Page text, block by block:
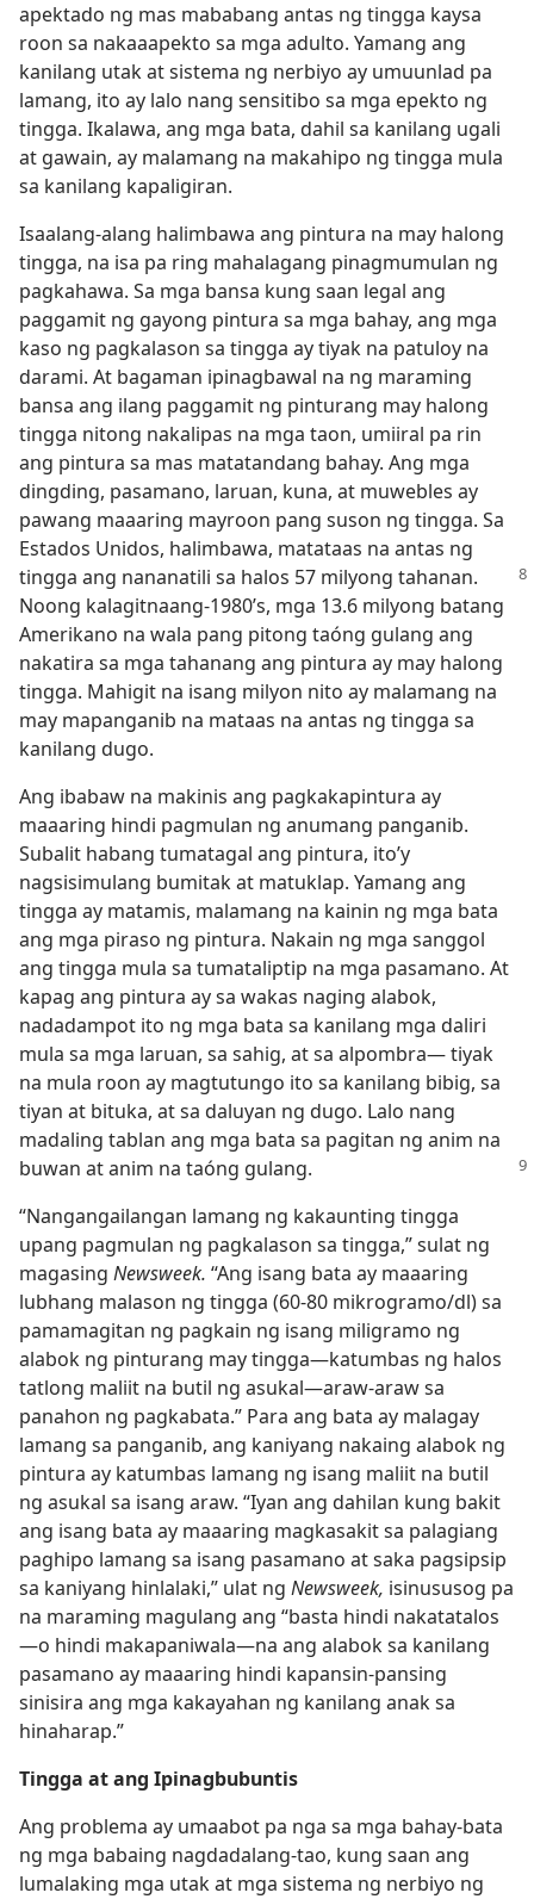
apektado ng mas mababang antas ng tingga kaysa
roon sa nakaaapekto sa mga adulto. Yamang ang
kanilang utak at sistema ng nerbiyo ay umuunlad pa
lamang, ito ay lalo nang sensitibo sa mga epekto ng
tingga. Ikalawa, ang mga bata, dahil sa kanilang ugali
at gawain, ay malamang na makahipo ng tingga mula
sa kanilang kapaligiran.
Isaalang-alang halimbawa ang pintura na may halong
tingga, na isa pa ring mahalagang pinagmumulan ng
pagkahawa. Sa mga bansa kung saan legal ang
paggamit ng gayong pintura sa mga bahay, ang mga
kaso ng pagkalason sa tingga ay tiyak na patuloy na
darami. At bagaman ipinagbawal na ng maraming
bansa ang ilang paggamit ng pinturang may halong
tingga nitong nakalipas na mga taon, umiiral pa rin
ang pintura sa mas matatandang bahay. Ang mga
dingding, pasamano, laruan, kuna, at muwebles ay
pawang maaaring mayroon pang suson ng tingga. Sa
Estados Unidos, halimbawa, matataas na antas ng
tingga ang nananatili sa halos 57 milyong tahanan.
Noong kalagitnaang-1980’s, mga 13.6 milyong batang
Amerikano na wala pang pitong taóng gulang ang
nakatira sa mga tahanang ang pintura ay may halong
tingga. Mahigit na isang milyon nito ay malamang na
may mapanganib na mataas na antas ng tingga sa
kanilang dugo.
Ang ibabaw na makinis ang pagkakapintura ay
maaaring hindi pagmulan ng anumang panganib.
Subalit habang tumatagal ang pintura, ito’y
nagsisimulang bumitak at matuklap. Yamang ang
tingga ay matamis, malamang na kainin ng mga bata
ang mga piraso ng pintura. Nakain ng mga sanggol
ang tingga mula sa tumataliptip na mga pasamano. At
kapag ang pintura ay sa wakas naging alabok,
nadadampot ito ng mga bata sa kanilang mga daliri
mula sa mga laruan, sa sahig, at sa alpombra​— tiyak
na mula roon ay magtutungo ito sa kanilang bibig, sa
tiyan at bituka, at sa daluyan ng dugo. Lalo nang
madaling tablan ang mga bata sa pagitan ng anim na
buwan at anim na taóng gulang.
“Nangangailangan lamang ng kakaunting tingga
upang pagmulan ng pagkalason sa tingga,” sulat ng
magasing Newsweek. “Ang isang bata ay maaaring
lubhang malason ng tingga (60-80 mikrogramo/dl) sa
pamamagitan ng pagkain ng isang miligramo ng
alabok ng pinturang may tingga​—katumbas ng halos
tatlong maliit na butil ng asukal​—araw-araw sa
panahon ng pagkabata.” Para ang bata ay malagay
lamang sa panganib, ang kaniyang nakaing alabok ng
pintura ay katumbas lamang ng isang maliit na butil
ng asukal sa isang araw. “Iyan ang dahilan kung bakit
ang isang bata ay maaaring magkasakit sa palagiang
paghipo lamang sa isang pasamano at saka pagsipsip
sa kaniyang hinlalaki,” ulat ng Newsweek, isinususog pa
na maraming magulang ang “basta hindi nakatatalos​
—o hindi makapaniwala—​na ang alabok sa kanilang
pasamano ay maaaring hindi kapansin-pansing
sinisira ang mga kakayahan ng kanilang anak sa
hinaharap.”
Tingga at ang Ipinagbubuntis
Ang problema ay umaabot pa nga sa mga bahay-bata
ng mga babaing nagdadalang-tao, kung saan ang
lumalaking mga utak at mga sistema ng nerbiyo ng